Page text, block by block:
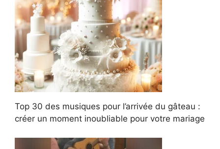
Top 30 des musiques pour l’arrivée du gâteau :
créer un moment inoubliable pour votre mariage